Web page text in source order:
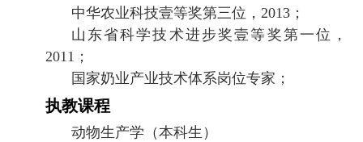
中华农业科技壹等奖第三位， 2013；
山东省科学技术进步奖壹等奖第一位，
2011 ；
国家奶业产业技术体系岗位专家；
执教课程
动物生产学（本科生）